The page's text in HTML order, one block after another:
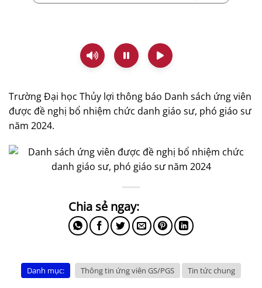
Trường Đại học Thủy lợi thông báo Danh sách ứng viên
được đề nghị bổ nhiệm chức danh giáo sư, phó giáo sư
năm 2024.
Danh mục: Thông tin ứng viên GS/PGS Tin tức chung